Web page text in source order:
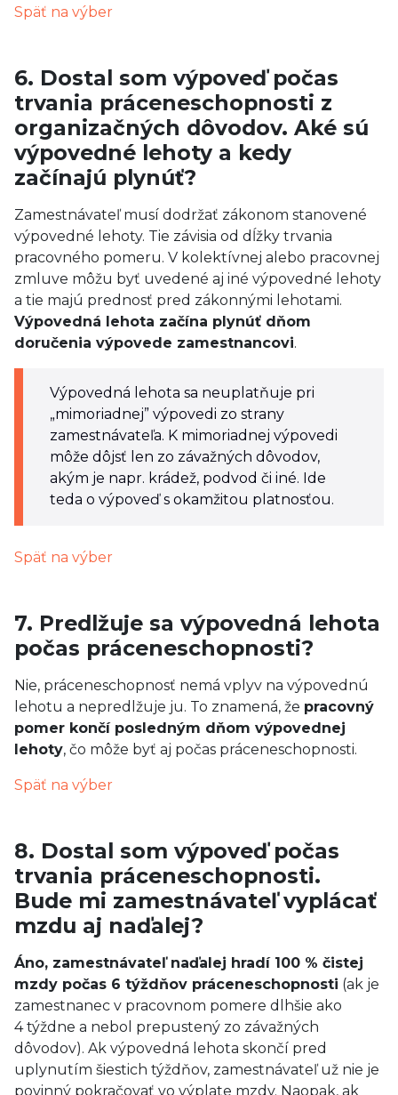
Späť na výber
6. Dostal som výpoveď počas
trvania práceneschopnosti z
organizačných dôvodov. Aké sú
výpovedné lehoty a kedy
začínajú plynúť?
Zamestnávateľ musí dodržať zákonom stanovené
výpovedné lehoty. Tie závisia od dĺžky trvania
pracovného pomeru. V kolektívnej alebo pracovnej
zmluve môžu byť uvedené aj iné výpovedné lehoty
a tie majú prednosť pred zákonnými lehotami.
Výpovedná lehota začína plynúť dňom
doručenia výpovede zamestnancovi.
Výpovedná lehota sa neuplatňuje pri
„mimoriadnej” výpovedi zo strany
zamestnávateľa. K mimoriadnej výpovedi
môže dôjsť len zo závažných dôvodov,
akým je napr. krádež, podvod či iné. Ide
teda o výpoveď s okamžitou platnosťou.
Späť na výber
7. Predlžuje sa výpovedná lehota
počas práceneschopnosti?
Nie, práceneschopnosť nemá vplyv na výpovednú
lehotu a nepredlžuje ju. To znamená, že pracovný
pomer končí posledným dňom výpovednej
lehoty, čo môže byť aj počas práceneschopnosti.
Späť na výber
8. Dostal som výpoveď počas
trvania práceneschopnosti.
Bude mi zamestnávateľ vyplácať
mzdu aj naďalej?
Áno, zamestnávateľ naďalej hradí 100 % čistej
mzdy počas 6 týždňov práceneschopnosti (ak je
zamestnanec v pracovnom pomere dlhšie ako
4 týždne a nebol prepustený zo závažných
dôvodov). Ak výpovedná lehota skončí pred
uplynutím šiestich týždňov, zamestnávateľ už nie je
povinný pokračovať vo výplate mzdy. Naopak, ak